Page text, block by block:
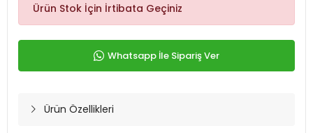
Ürün Stok İçin İrtibata Geçiniz
Whatsapp İle Sipariş Ver
Ürün Özellikleri